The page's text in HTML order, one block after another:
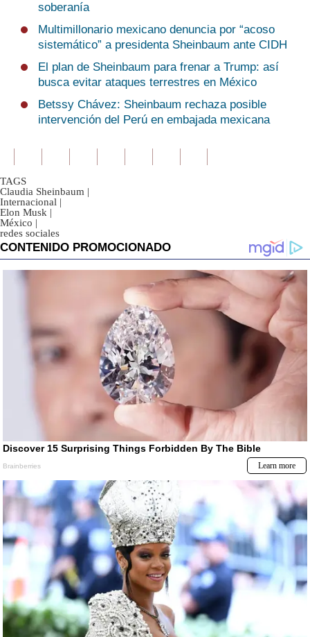
soberanía
Multimillonario mexicano denuncia por “acoso
sistemático” a presidenta Sheinbaum ante CIDH
El plan de Sheinbaum para frenar a Trump: así
busca evitar ataques terrestres en México
Betssy Chávez: Sheinbaum rechaza posible
intervención del Perú en embajada mexicana
TAGS
Claudia Sheinbaum |
Internacional |
Elon Musk |
México |
redes sociales